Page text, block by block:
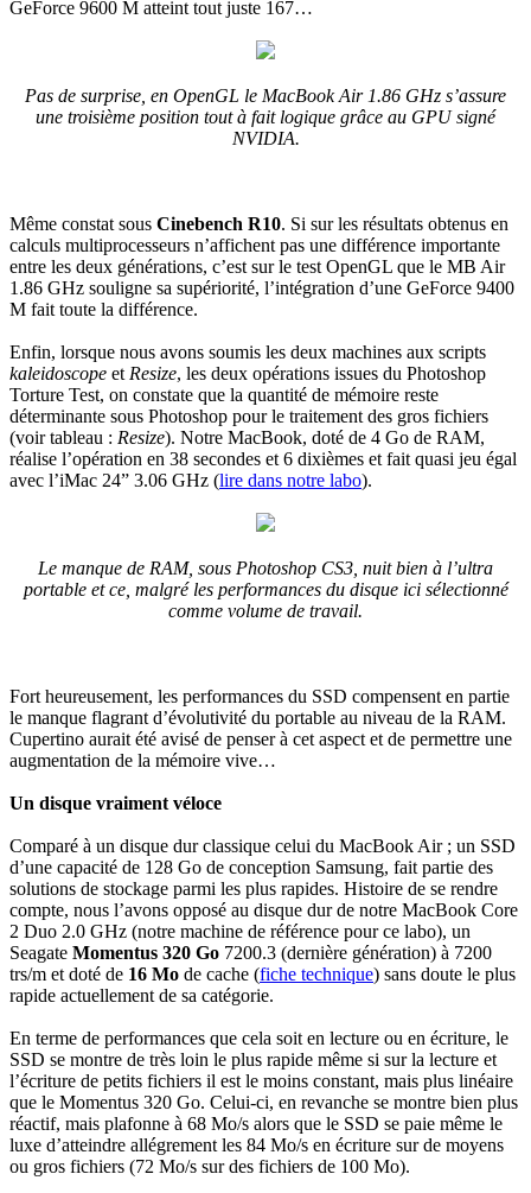
GeForce 9600 M atteint tout juste 167…
Pas de surprise, en OpenGL le MacBook Air 1.86 GHz s’assure
une troisième position tout à fait logique grâce au GPU signé
NVIDIA.
Même constat sous Cinebench R10. Si sur les résultats obtenus en
calculs multiprocesseurs n’affichent pas une différence importante
entre les deux générations, c’est sur le test OpenGL que le MB Air
1.86 GHz souligne sa supériorité, l’intégration d’une GeForce 9400
M fait toute la différence.
Enfin, lorsque nous avons soumis les deux machines aux scripts
kaleidoscope et Resize, les deux opérations issues du Photoshop
Torture Test, on constate que la quantité de mémoire reste
déterminante sous Photoshop pour le traitement des gros fichiers
(voir tableau : Resize). Notre MacBook, doté de 4 Go de RAM,
réalise l’opération en 38 secondes et 6 dixièmes et fait quasi jeu égal
avec l’iMac 24” 3.06 GHz (lire dans notre labo).
Le manque de RAM, sous Photoshop CS3, nuit bien à l’ultra
portable et ce, malgré les performances du disque ici sélectionné
comme volume de travail.
Fort heureusement, les performances du SSD compensent en partie
le manque flagrant d’évolutivité du portable au niveau de la RAM.
Cupertino aurait été avisé de penser à cet aspect et de permettre une
augmentation de la mémoire vive…
Un disque vraiment véloce
Comparé à un disque dur classique celui du MacBook Air ; un SSD
d’une capacité de 128 Go de conception Samsung, fait partie des
solutions de stockage parmi les plus rapides. Histoire de se rendre
compte, nous l’avons opposé au disque dur de notre MacBook Core
2 Duo 2.0 GHz (notre machine de référence pour ce labo), un
Seagate Momentus 320 Go 7200.3 (dernière génération) à 7200
trs/m et doté de 16 Mo de cache (fiche technique) sans doute le plus
rapide actuellement de sa catégorie.
En terme de performances que cela soit en lecture ou en écriture, le
SSD se montre de très loin le plus rapide même si sur la lecture et
l’écriture de petits fichiers il est le moins constant, mais plus linéaire
que le Momentus 320 Go. Celui-ci, en revanche se montre bien plus
réactif, mais plafonne à 68 Mo/s alors que le SSD se paie même le
luxe d’atteindre allégrement les 84 Mo/s en écriture sur de moyens
ou gros fichiers (72 Mo/s sur des fichiers de 100 Mo).